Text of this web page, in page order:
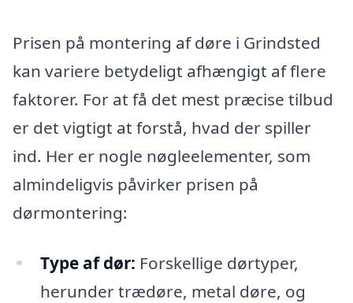
Prisen på montering af døre i Grindsted
kan variere betydeligt afhængigt af flere
faktorer. For at få det mest præcise tilbud
er det vigtigt at forstå, hvad der spiller
ind. Her er nogle nøgleelementer, som
almindeligvis påvirker prisen på
dørmontering:
Type af dør: Forskellige dørtyper,
herunder trædøre, metal døre, og